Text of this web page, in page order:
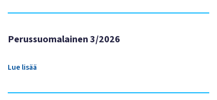
Perussuomalainen 3/2026
Lue lisää